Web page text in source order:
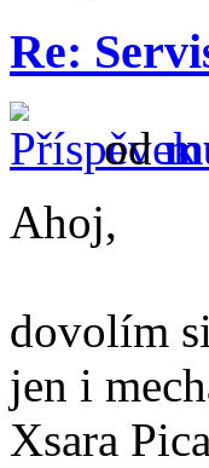
Re:
od
Ahoj,
dovolím
jen i
Xsara